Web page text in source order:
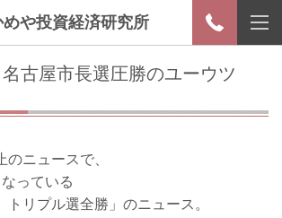
や投資経済研究所
古屋市長選圧勝のユーウツ
ニュースで、
っている
トリプル選全勝」のニュース。